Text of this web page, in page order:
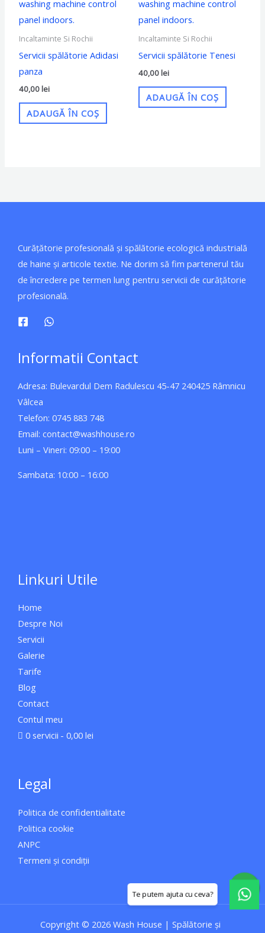
Incaltaminte Si Rochii
Servicii spălătorie Adidasi
panza
40,00lei
ADAUGĂ ÎN COȘ
Incaltaminte Si Rochii
Servicii spălătorie Tenesi
40,00lei
ADAUGĂ ÎN COȘ
Curățătorie profesională și spălătorie ecologică industrială
de haine și articole textie. Ne dorim să fim partenerul tău
de încredere pe termen lung pentru servicii de curățătorie
profesională.
Informatii Contact
Adresa: Bulevardul Dem Radulescu 45-47 240425 Râmnicu
Vâlcea
Telefon: 0745 883 748
Email: contact@washhouse.ro
Luni – Vineri: 09:00 – 19:00
Sambata: 10:00 – 16:00
Linkuri Utile
Home
Despre Noi
Servicii
Galerie
Tarife
Blog
Contact
Contul meu
0 servicii
0,00 lei
W
h
a
Legal
Politica de confidentialitate
Politica cookie
ANPC
Termeni și condiții
Copyright © 2026 Wash House | Spălătorie și